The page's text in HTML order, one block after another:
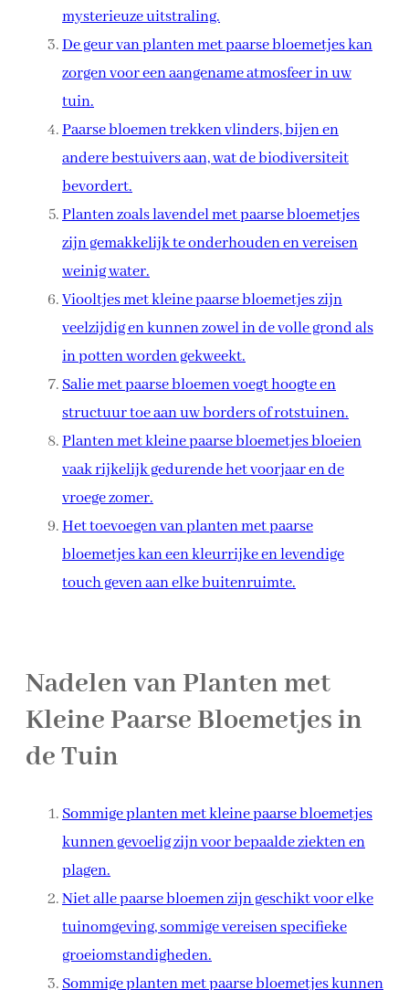
mysterieuze uitstraling.
De geur van planten met paarse bloemetjes kan
zorgen voor een aangename atmosfeer in uw
tuin.
Paarse bloemen trekken vlinders, bijen en
andere bestuivers aan, wat de biodiversiteit
bevordert.
Planten zoals lavendel met paarse bloemetjes
zijn gemakkelijk te onderhouden en vereisen
weinig water.
Viooltjes met kleine paarse bloemetjes zijn
veelzijdig en kunnen zowel in de volle grond als
in potten worden gekweekt.
Salie met paarse bloemen voegt hoogte en
structuur toe aan uw borders of rotstuinen.
Planten met kleine paarse bloemetjes bloeien
vaak rijkelijk gedurende het voorjaar en de
vroege zomer.
Het toevoegen van planten met paarse
bloemetjes kan een kleurrijke en levendige
touch geven aan elke buitenruimte.
Nadelen van Planten met
Kleine Paarse Bloemetjes in
de Tuin
Sommige planten met kleine paarse bloemetjes
kunnen gevoelig zijn voor bepaalde ziekten en
plagen.
Niet alle paarse bloemen zijn geschikt voor elke
tuinomgeving, sommige vereisen specifieke
groeiomstandigheden.
Sommige planten met paarse bloemetjes kunnen